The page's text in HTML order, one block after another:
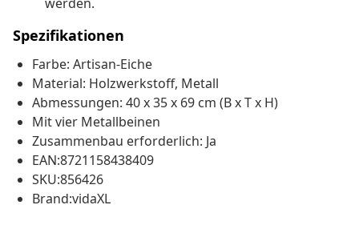
Spezifikationen
Farbe: Artisan-Eiche
Material: Holzwerkstoff, Metall
Abmessungen: 40 x 35 x 69 cm (B x T x H)
Mit vier Metallbeinen
Zusammenbau erforderlich: Ja
EAN:8721158438409
SKU:856426
Brand:vidaXL